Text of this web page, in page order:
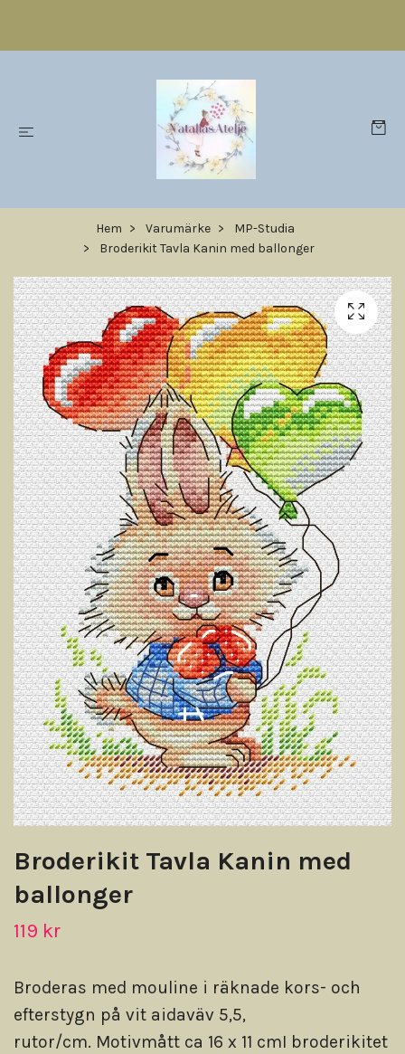
Hem Varumärke
MP-Studia
Broderikit Tavla Kanin med ballonger
Broderikit Tavla Kanin med
ballonger
119 kr
Broderas med mouline i räknade kors- och
efterstygn på vit aidaväv 5,5,
rutor/cm. Motivmått ca 16 x 11 cmI broderikitet